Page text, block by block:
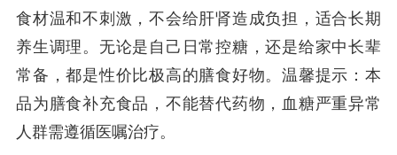
食材温和不刺激，不会给肝肾造成负担，适合长期
养生调理。无论是自己日常控糖，还是给家中长辈
常备，都是性价比极高的膳食好物。温馨提示：本
品为膳食补充食品，不能替代药物，血糖严重异常
人群需遵循医嘱治疗。